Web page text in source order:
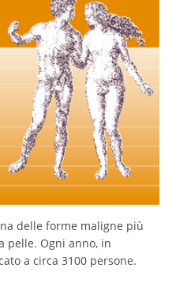
delle forme maligne più
pelle. Ogni anno, in
a circa 3100 persone.